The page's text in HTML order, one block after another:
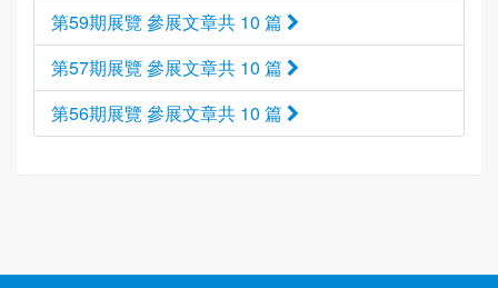
第59期展覽 參展文章共 10 篇
第57期展覽 參展文章共 10 篇
第56期展覽 參展文章共 10 篇